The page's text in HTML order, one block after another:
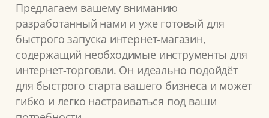
Предлагаем вашему вниманию
разработанный нами и уже готовый для
быстрого запуска интернет-магазин,
содержащий необходимые инструменты для
интернет-торговли. Он идеально подойдёт
для быстрого старта вашего бизнеса и может
гибко и легко настраиваться под ваши